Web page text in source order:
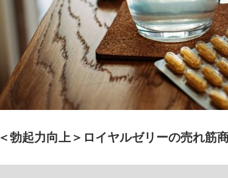
＜勃起力向上＞ロイヤルゼリーの売れ筋